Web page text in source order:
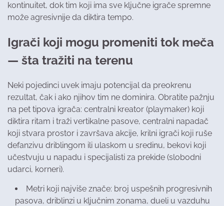
kontinuitet, dok tim koji ima sve ključne igrače spremne
može agresivnije da diktira tempo.
Igrači koji mogu promeniti tok meča
— šta tražiti na terenu
Neki pojedinci uvek imaju potencijal da preokrenu
rezultat, čak i ako njihov tim ne dominira. Obratite pažnju
na pet tipova igrača: centralni kreator (playmaker) koji
diktira ritam i traži vertikalne pasove, centralni napadač
koji stvara prostor i završava akcije, krilni igrači koji ruše
defanzivu driblingom ili ulaskom u sredinu, bekovi koji
učestvuju u napadu i specijalisti za prekide (slobodni
udarci, korneri).
Metri koji najviše znače: broj uspešnih progresivnih
pasova, driblinzi u ključnim zonama, dueli u vazduhu